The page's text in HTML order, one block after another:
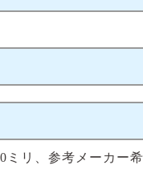
ミリ、参考メーカー希